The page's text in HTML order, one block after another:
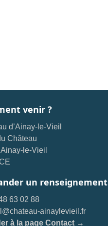
venir ?
d’Ainay-le-Vieil
Château
le-Vieil
un renseignement
63 02 88
ainaylevieil.fr
à la page Contact →